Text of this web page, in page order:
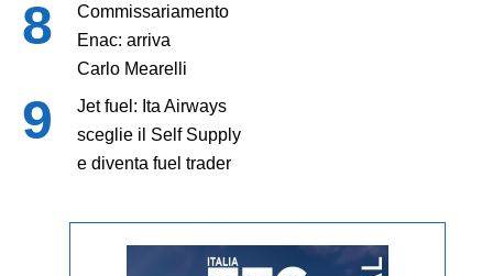
Commissariamento
Enac: arriva
Carlo Mearelli
Jet fuel: Ita Airways
sceglie il Self Supply
e diventa fuel trader